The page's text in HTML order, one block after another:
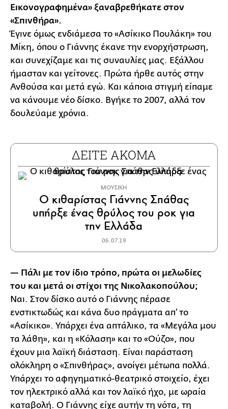
Εικονογραφημένα» ξαναβρεθήκατε στον
«Σπινθήρα».
Έγινε όμως ενδιάμεσα το «Ασίκικο Πουλάκη» του
Μίκη, όπου ο Γιάννης έκανε την ενορχήστρωση,
και συνεχίζαμε και τις συναυλίες μας. Εξάλλου
ήμασταν και γείτονες. Πρώτα ήρθε αυτός στην
Ανθούσα και μετά εγώ. Και κάποια στιγμή είπαμε
να κάνουμε νέο δίσκο. Βγήκε το 2007, αλλά τον
δουλεύαμε χρόνια.
ΔΕΙΤΕ ΑΚΟΜΑ
ΜΟΥΣΙΚΗ
Ο κιθαρίστας Γιάννης Σπάθας
υπήρξε ένας θρύλος του ροκ για
την Ελλάδα
06.07.19
— Πάλι με τον ίδιο τρόπο, πρώτα οι μελωδίες
του και μετά οι στίχοι της Νικολακοπούλου;
Ναι. Στον δίσκο αυτό ο Γιάννης πέρασε
ενστικτωδώς και κάνα δυο πράγματα απ’ το
«Ασίκικο». Υπάρχει ένα απτάλικο, τα «Μεγάλα μου
τα λάθη», και η «Κόλαση» και το «Ούζο», που
έχουν μια λαϊκή διάσταση. Είναι παράσταση
ολόκληρη ο «Σπινθήρας», ανοίγει μέτωπα πολλά.
Υπάρχει το αφηγηματικό-θεατρικό στοιχείο, έχει
τον ηλεκτρικό αλλά και τον λαϊκό ήχο, με ωραία
καταβολή. Ο Γιάννης είχε αυτήν τη νότα, τη